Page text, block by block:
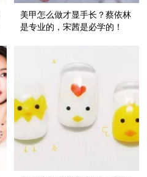
美甲怎么做才显手长？蔡依林
是专业的，宋茜是必学的！